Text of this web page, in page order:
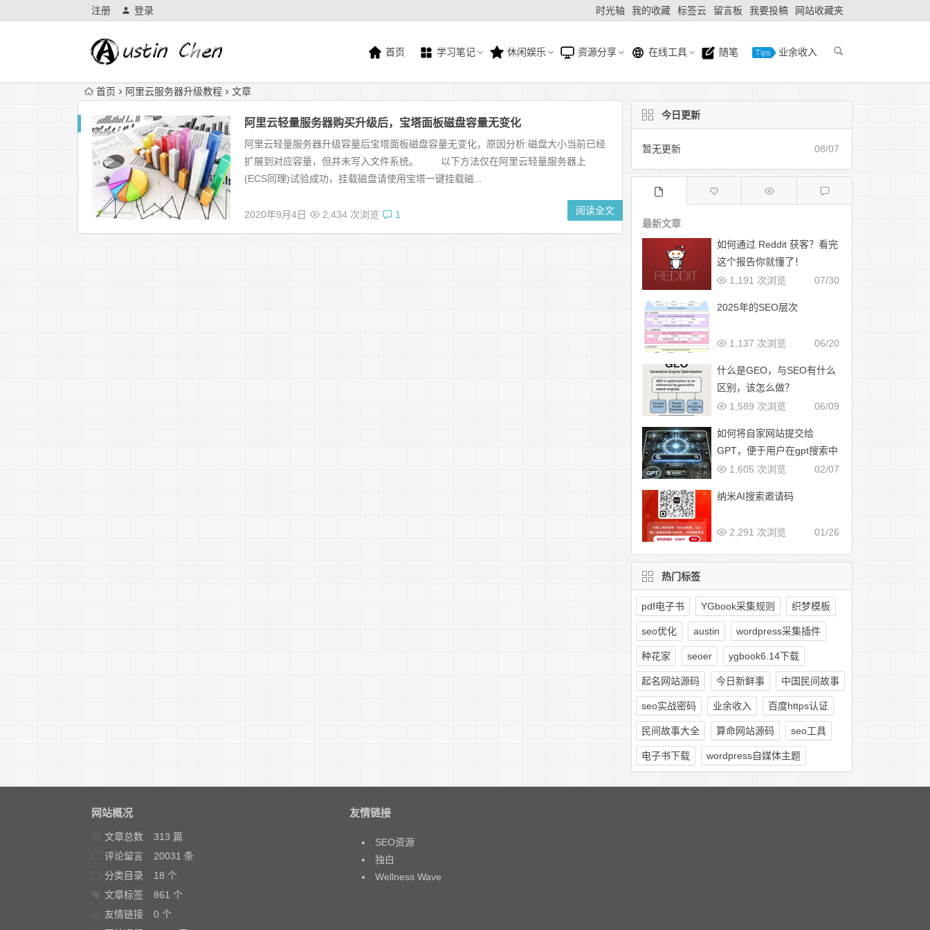
注册 登录 时光轴 我的收藏 标签云 留言板 我要投稿 网站收藏夹
首页 学习笔记 休闲娱乐 资源分享 在线工具 随笔 业余收入
首页 阿里云服务器升级教程 文章
阿里云轻量服务器购买升级后，宝塔面板磁盘容量无变化
阿里云轻量服务器升级容量后宝塔面板磁盘容量无变化，原因分析:磁盘大小当前已经
扩展到对应容量，但并未写入文件系统。 以下方法仅在阿里云轻量服务器上
(ECS同理)试验成功，挂载磁盘请使用宝塔一键挂载磁...
2020年9月4日 2,434 次浏览 1 阅读全文
今日更新
暂无更新 08/07
最新文章
如何通过 Reddit 获客？看完
这个报告你就懂了！
07/30
1,191 次浏览
2025年的SEO层次
06/20
1,137 次浏览
什么是GEO，与SEO有什么
区别，该怎么做？
06/09
1,589 次浏览
如何将自家网站提交给
GPT，便于用户在gpt搜索中
展示
02/07
1,605 次浏览
纳米AI搜索邀请码
01/26
2,291 次浏览
热门标签
pdf电子书 YGbook采集规则 织梦模板
seo优化 austin wordpress采集插件
种花家 seoer ygbook6.14下载
起名网站源码 今日新鲜事 中国民间故事
seo实战密码 业余收入 百度https认证
民间故事大全 算命网站源码 seo工具
电子书下载 wordpress自媒体主题
网站概况
文章总数
313 篇
评论留言
20031 条
分类目录
18 个
文章标签
861 个
友情链接
0 个
友情链接
SEO资源
独白
Wellness Wave